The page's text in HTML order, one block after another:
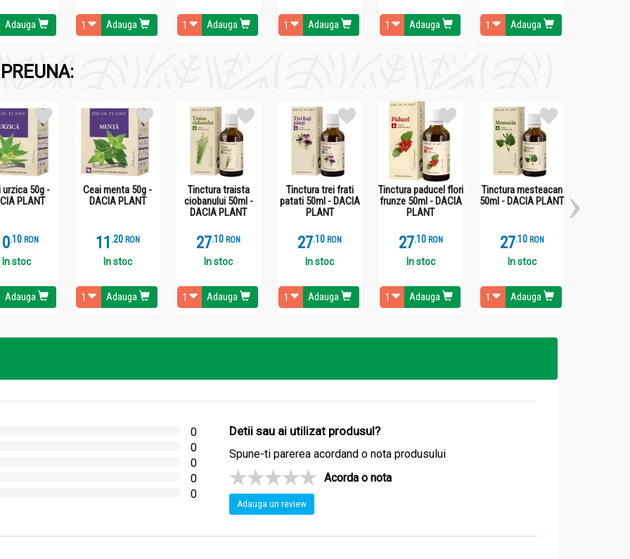
g
respiratorii
organismului
Adauga Adauga Adauga Adauga Adauga Adauga
urzica 50g -
PLANT
.1 RON
In stoc
Adauga
Ceai menta 50g -
DACIA PLANT
11 .2 RON
In stoc
Adauga
Tinctura traista
ciobanului 50ml -
DACIA PLANT
27.1 RON
In stoc
Adauga
Tinctura trei frati
patati 50ml - DACIA
PLANT
27.1 RON
In stoc
Adauga
Tinctura paducel flori
frunze 50ml - DACIA
PLANT
27.1 RON
In stoc
Adauga
Tinctura mesteacan
50ml - DACIA PLANT
27.1 RON
In stoc
Adauga
0
0
0
0
0
Detii sau ai utilizat produsul?
Spune-ti parerea acordand o nota produsului
Acorda o nota
Adauga un review